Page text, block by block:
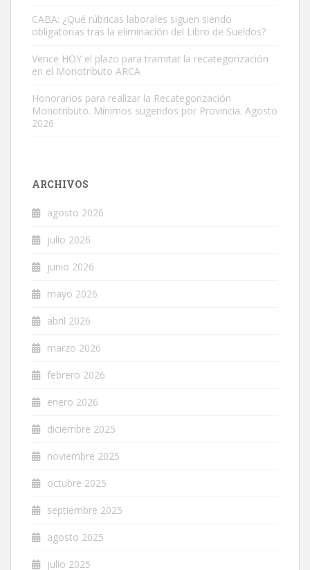
CABA: ¿Qué rúbricas laborales siguen siendo
obligatorias tras la eliminación del Libro de Sueldos?
Vence HOY el plazo para tramitar la recategorización
en el Monotributo ARCA
Honorarios para realizar la Recategorización
Monotributo. Mínimos sugeridos por Provincia. Agosto
2026
ARCHIVOS
agosto 2026
julio 2026
junio 2026
mayo 2026
abril 2026
marzo 2026
febrero 2026
enero 2026
diciembre 2025
noviembre 2025
octubre 2025
septiembre 2025
agosto 2025
julio 2025